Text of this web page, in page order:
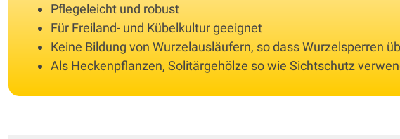
Pflegeleicht und robust
Für Freiland- und Kübelkultur geeignet
Keine Bildung von Wurzelausläufern, so dass Wurzelsperren
Als Heckenpflanzen, Solitärgehölze so wie Sichtschutz